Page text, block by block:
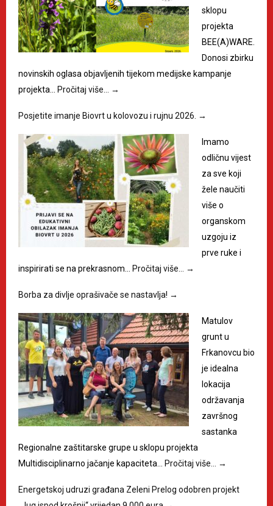
sklopu
projekta
BEE(A)WARE.
Donosi zbirku
novinskih oglasa objavljenih tijekom medijske kampanje
projekta…
Pročitaj više… →
Posjetite imanje Biovrt u kolovozu i rujnu 2026. →
Imamo
odličnu vijest
za sve koji
žele naučiti
više o
organskom
uzgoju iz
prve ruke i
inspirirati se na prekrasnom…
Pročitaj više… →
Borba za divlje oprašivače se nastavlja! →
Matulov
grunt u
Frkanovcu bio
je idealna
lokacija
održavanja
završnog
sastanka
Regionalne zaštitarske grupe u sklopu projekta
Multidisciplinarno jačanje kapaciteta…
Pročitaj više… →
Energetskoj udruzi građana Zeleni Prelog odobren projekt